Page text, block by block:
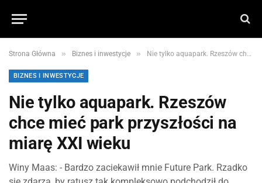
Strona Główna » Biznes i inwestycje » Nie tylko aquapark. Rzeszów chce mieć park przyszłości na miarę XXI wieku
BIZNES I INWESTYCJE
Nie tylko aquapark. Rzeszów
chce mieć park przyszłości na
miarę XXI wieku
Winy Maas: - Bardzo zaciekawił mnie Future Park. Rzadko